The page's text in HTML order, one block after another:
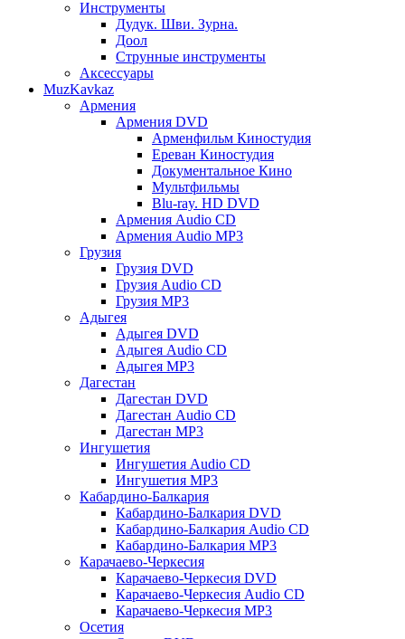
Инструменты
Дудук. Шви. Зурна.
Доол
Струнные инструменты
Аксессуары
MuzKavkaz
Армения
Армения DVD
Арменфильм Киностудия
Ереван Киностудия
Документальное Кино
Мультфильмы
Blu-ray. HD DVD
Армения Audio CD
Армения Audio MP3
Грузия
Грузия DVD
Грузия Audio CD
Грузия MP3
Адыгея
Адыгея DVD
Адыгея Audio CD
Адыгея MP3
Дагестан
Дагестан DVD
Дагестан Audio CD
Дагестан MP3
Ингушетия
Ингушетия Audio CD
Ингушетия MP3
Кабардино-Балкария
Кабардино-Балкария DVD
Кабардино-Балкария Audio CD
Кабардино-Балкария MP3
Карачаево-Черкесия
Карачаево-Черкесия DVD
Карачаево-Черкесия Audio CD
Карачаево-Черкесия MP3
Осетия